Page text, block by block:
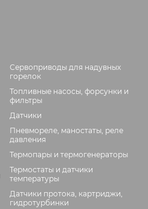
Сервоприводы для надувных
горелок
Топливные насосы, форсунки и
фильтры
Датчики
Пневмореле, маностаты, реле
давления
Термопары и термогенераторы
Термостаты и датчики
температуры
Датчики протока, картриджи,
гидротурбинки